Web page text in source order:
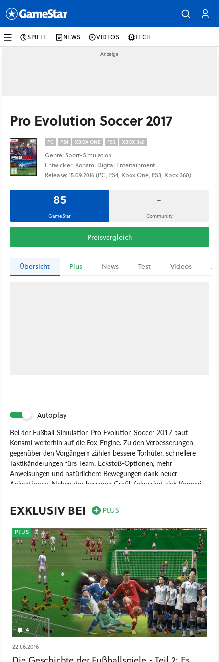
SPIELE NEWS VIDEOS TECH
Pro Evolution Soccer 2017
PC PS4 XBOX ONE PS3 XBOX 360
Genre: Sport-Simulation
Entwickler: Konami Digital Entertainment
Release: 15.09.2016 (PC, PS4, Xbox One, PS3, Xbox 360)
85
GameStar
-
Community
Preisvergleich
Übersicht Plus News Test Videos
Autoplay
Bei der Fußball-Simulation Pro Evolution Soccer 2017 baut
Konami weiterhin auf die Fox-Engine. Zu den Verbesserungen
gegenüber den Vorgängern zählen bessere Torhüter, schnellere
Taktikänderungen fürs Team, Eckstoß-Optionen, mehr
Anweisungen und natürlichere Bewegungen dank neuer
Animationen. Neben der besseren Grafik fokussiert sich Konami
Xbox One
PlayStation Xbox Sport
EXKLUSIV BEI
4
PLUS
22.06.2016